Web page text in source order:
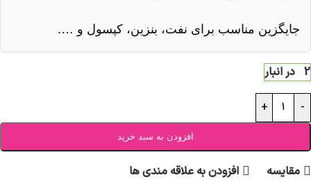
جایگزین مناسب برای نفت، بنزین، کپسول و ….
2 در انبار
-
+
افزودن به سبد خرید
مقایسه افزودن به علاقه مندی ها